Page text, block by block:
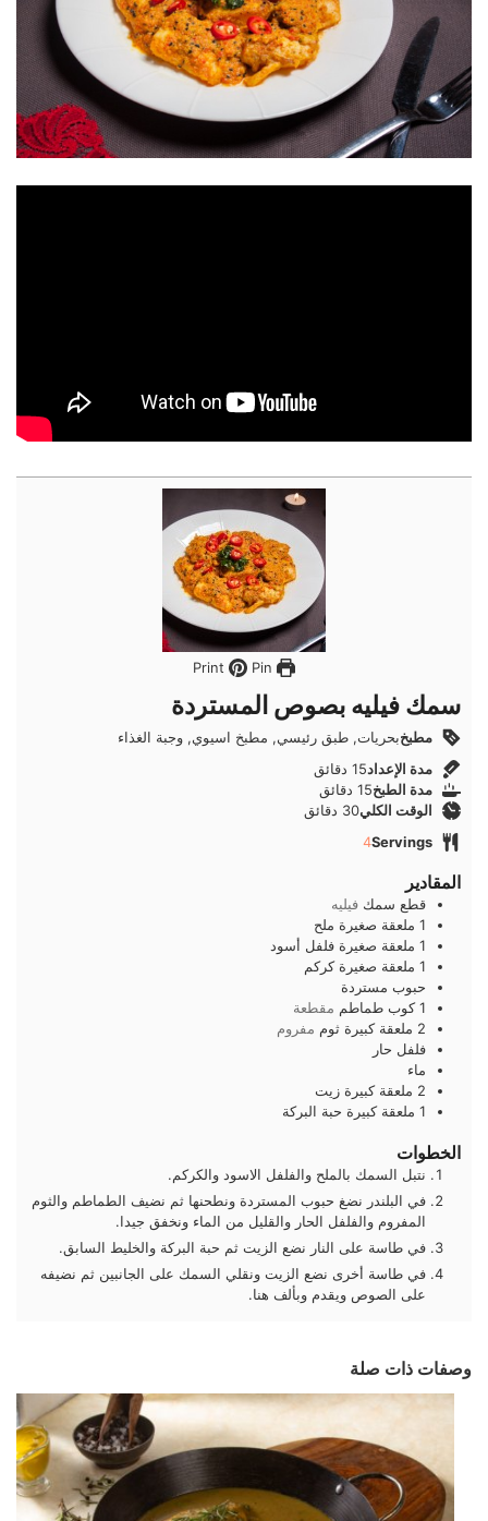
Pin
سمك فيليه بصوص المستردة
مطبخبحريات, طبق رئيسي, مطبخ اسيوي, وجبة الغذاء
مدة الإعداد15دقائق
دقائق
مدة الطبخ15دقائق
دقائق
الوقت الكلي30 دقائق
دقائق
Servings
4
المقادير
قطع سمك فيليه
1 ملعقة صغيرة ملح
1 ملعقة صغيرة فلفل أسود
1 ملعقة صغيرة كركم
حبوب مستردة
1 كوب طماطم مقطعة
2 ملعقة كبيرة ثوم مفروم
فلفل حار
ماء
2 ملعقة كبيرة زيت
1 ملعقة كبيرة حبة البركة
الخطوات
نتبل السمك بالملح والفلفل الاسود والكركم.
في البلندر نضغ حبوب المستردة ونطحنها ثم نضيف الطماطم والثوم
المفروم والفلفل الحار والقليل من الماء ونخفق جيدا.
في طاسة على النار نضع الزيت ثم حبة البركة والخليط السابق.
في طاسة أخرى نضع الزيت ونقلي السمك على الجانبين ثم نضيفه
على الصوص ويقدم وبألف هنا.
وصفات ذات صلة